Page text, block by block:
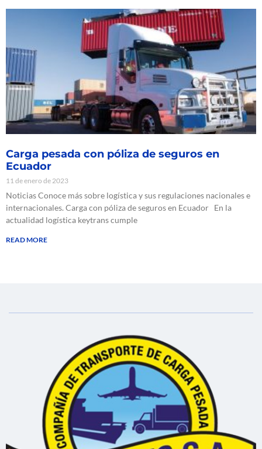
Carga pesada con póliza de seguros en
Ecuador
11 de enero de 2023
Noticias Conoce más sobre logística y sus regulaciones nacionales e
internacionales. Carga con póliza de seguros en Ecuador En la
actualidad logística keytrans cumple
READ MORE